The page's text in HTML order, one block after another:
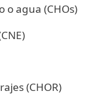
agua (CHOs)
(CHOR)